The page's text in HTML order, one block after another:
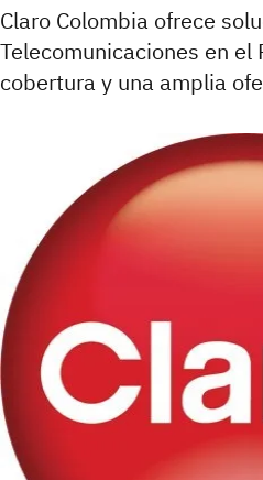
Claro Colombia ofrece
Telecomunicaciones en el
cobertura y una amplia